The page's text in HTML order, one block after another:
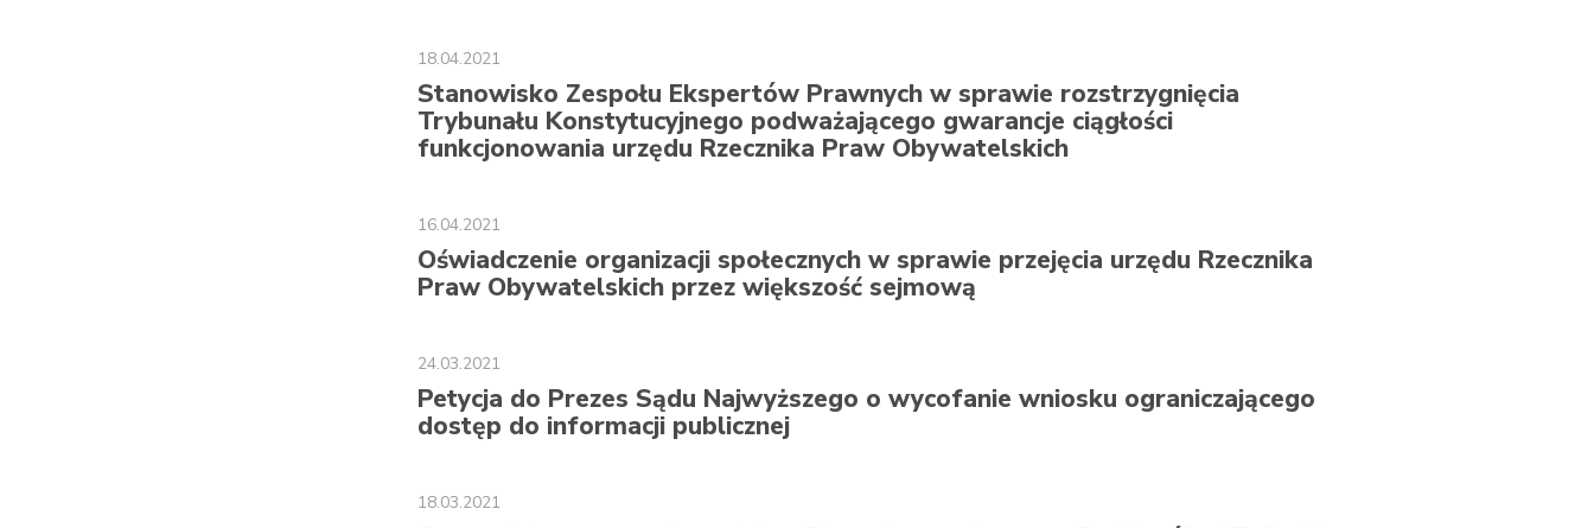
18.04.2021
Stanowisko Zespołu Ekspertów Prawnych w sprawie rozstrzygnięcia
Trybunału Konstytucyjnego podważającego gwarancje ciągłości
funkcjonowania urzędu Rzecznika Praw Obywatelskich
16.04.2021
Oświadczenie organizacji społecznych w sprawie przejęcia urzędu Rzecznika
Praw Obywatelskich przez większość sejmową
24.03.2021
Petycja do Prezes Sądu Najwyższego o wycofanie wniosku ograniczającego
dostęp do informacji publicznej
18.03.2021